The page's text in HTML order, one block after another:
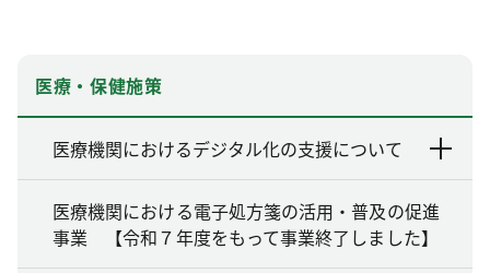
医療・保健施策
医療機関におけるデジタル化の支援について
医療機関における電子処方箋の活用・普及の促進
事業 【令和７年度をもって事業終了しました】